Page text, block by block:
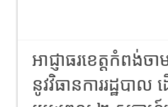
អាជ្ញាធរខេត្តកំពង់
នូវវិធានការរដ្ឋបា